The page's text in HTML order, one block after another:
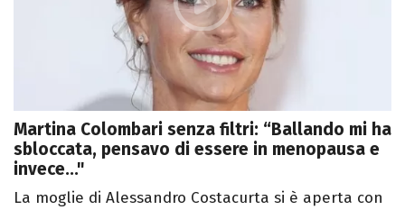
Martina Colombari senza filtri: “Ballando mi ha
sbloccata, pensavo di essere in menopausa e
invece..."
La moglie di Alessandro Costacurta si è aperta con